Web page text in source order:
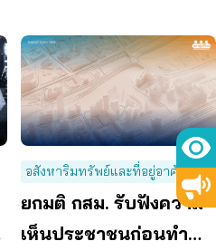
อสังหาริมทรัพย์และที่อยู่อาศัย
ยกมติ กสม. รับฟังความ
เห็นประชาชนก่อนทำ